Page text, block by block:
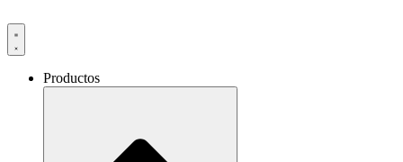
Productos